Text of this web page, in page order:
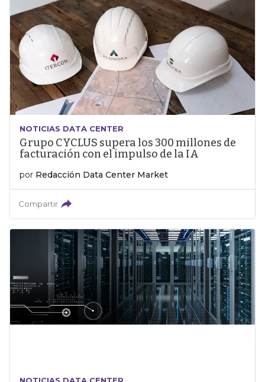
NOTICIAS DATA CENTER
Grupo CYCLUS supera los 300 millones de
facturación con el impulso de la IA
por Redacción Data Center Market
Compartir